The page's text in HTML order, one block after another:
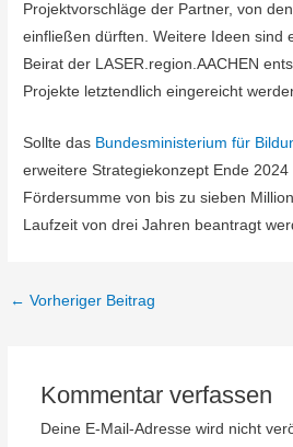
Projektvorschläge der Partner, von
einfließen dürften. Weitere Ideen sind
Beirat der LASER.region.AACHEN
Projekte letztendlich eingereicht
Sollte das Bundesministerium für
erweitere Strategiekonzept Ende
Fördersumme von bis zu sieben
Laufzeit von drei Jahren beantragt
← Vorheriger Beitrag
Kommentar verfassen
Deine E-Mail-Adresse wird nicht